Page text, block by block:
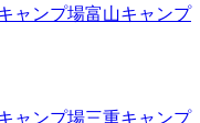
ャンプ場富山キャンプ
ャンプ場三重キャンプ